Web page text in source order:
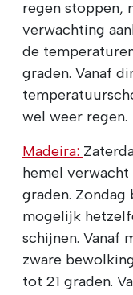
regen stoppen,
verwachting
de
graden. Vanaf
wel weer regen.
Madeira:
hemel
graden.
mogelijk
schijnen. Vanaf
zware
tot 21 graden.